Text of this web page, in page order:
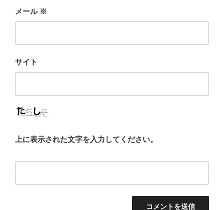
メール ※
サイト
上に表示された文字を入力してください。